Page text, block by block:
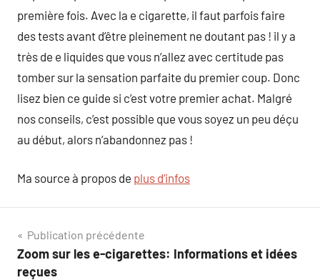
première fois. Avec la e cigarette, il faut parfois faire
des tests avant d’être pleinement ne doutant pas ! il y a
très de e liquides que vous n’allez avec certitude pas
tomber sur la sensation parfaite du premier coup. Donc
lisez bien ce guide si c’est votre premier achat. Malgré
nos conseils, c’est possible que vous soyez un peu déçu
au début, alors n’abandonnez pas !
Ma source à propos de plus d’infos
Navigation
de
Publication précédente
Zoom sur les e-cigarettes: Informations et idées
reçues